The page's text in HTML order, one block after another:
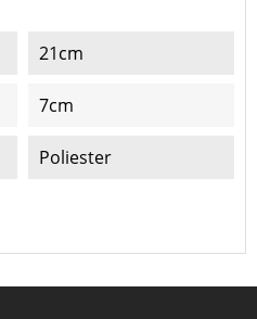
21cm
7cm
Poliester